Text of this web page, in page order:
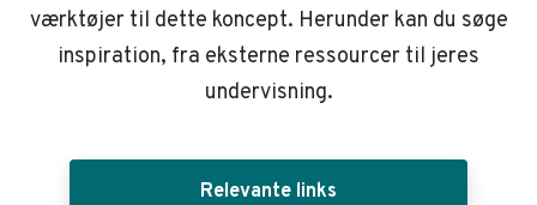
værktøjer til dette koncept. Herunder kan du søge
inspiration, fra eksterne ressourcer til jeres
undervisning.
Relevante links